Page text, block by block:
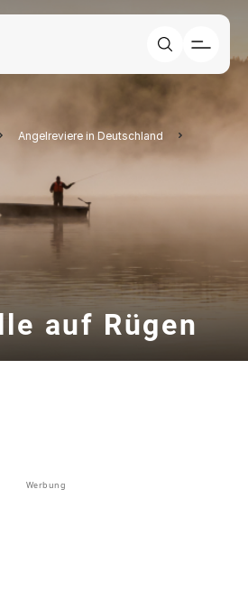
Angelreviere in Deutschland
auf Rügen
Werbung